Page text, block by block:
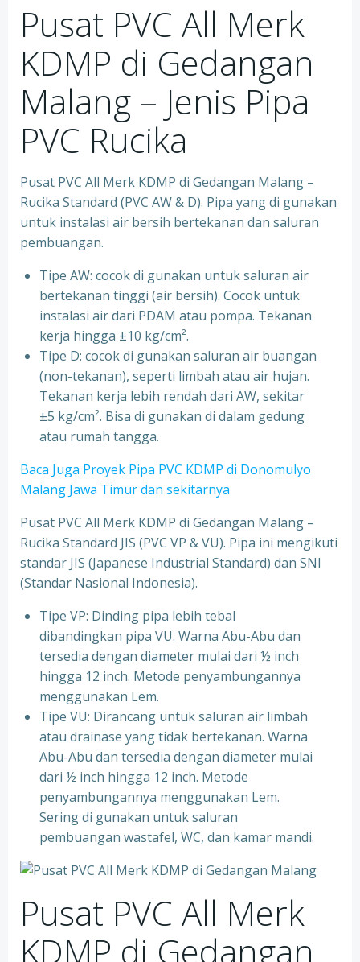
Pusat PVC All Merk
KDMP di Gedangan
Malang – Jenis Pipa
PVC Rucika
Pusat PVC All Merk KDMP di Gedangan Malang –
Rucika Standard (PVC AW & D). Pipa yang di gunakan
untuk instalasi air bersih bertekanan dan saluran
pembuangan.
Tipe AW: cocok di gunakan untuk saluran air
bertekanan tinggi (air bersih). Cocok untuk
instalasi air dari PDAM atau pompa. Tekanan
kerja hingga ±10 kg/cm².
Tipe D: cocok di gunakan saluran air buangan
(non-tekanan), seperti limbah atau air hujan.
Tekanan kerja lebih rendah dari AW, sekitar
±5 kg/cm². Bisa di gunakan di dalam gedung
atau rumah tangga.
Baca Juga Proyek Pipa PVC KDMP di Donomulyo
Malang Jawa Timur dan sekitarnya
Pusat PVC All Merk KDMP di Gedangan Malang –
Rucika Standard JIS (PVC VP & VU). Pipa ini mengikuti
standar JIS (Japanese Industrial Standard) dan SNI
(Standar Nasional Indonesia).
Tipe VP: Dinding pipa lebih tebal
dibandingkan pipa VU. Warna Abu-Abu dan
tersedia dengan diameter mulai dari ½ inch
hingga 12 inch. Metode penyambungannya
menggunakan Lem.
Tipe VU: Dirancang untuk saluran air limbah
atau drainase yang tidak bertekanan. Warna
Abu-Abu dan tersedia dengan diameter mulai
dari ½ inch hingga 12 inch. Metode
penyambungannya menggunakan Lem.
Sering di gunakan untuk saluran
pembuangan wastafel, WC, dan kamar mandi.
Pusat PVC All Merk
KDMP di Gedangan